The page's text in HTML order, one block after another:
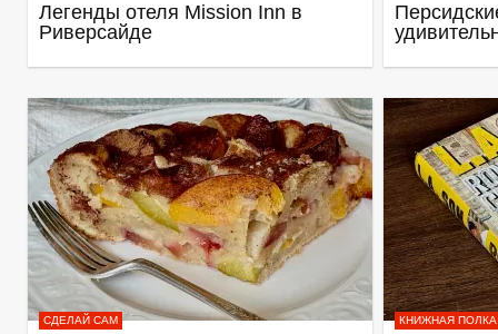
Легенды отеля Mission Inn в
Риверсайде
СДЕЛАЙ САМ КНИЖНАЯ ПОЛКА